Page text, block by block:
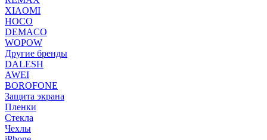
XIAOMI
HOCO
DEMACO
WOPOW
Другие бренды
DALESH
AWEI
BOROFONE
Защита экрана
Пленки
Стекла
Чехлы